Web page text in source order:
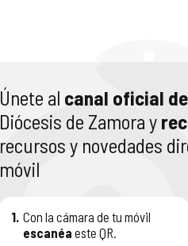
Únete al canal oficial
Diócesis de Zamora y
recursos y novedades
móvil
1. Con la cámara de tu móvil
escanéa este QR.